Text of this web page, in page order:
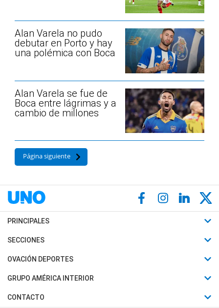
Alan Varela no pudo
debutar en Porto y hay
una polémica con Boca
Alan Varela se fue de
Boca entre lágrimas y a
cambio de millones
Página siguiente
PRINCIPALES
Últimas Noticias
Política
Judiciales
SECCIONES
Horóscopo
Motores
Trucos caseros
OVACIÓN DEPORTES
Fútbol
Mundial
GRUPO AMÉRICA INTERIOR
Canal 7 en Vivo
CONTACTO